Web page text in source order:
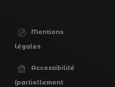
Mentions
légales
Accessibilité
(partiellement